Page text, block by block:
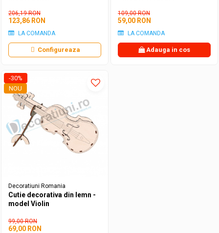
206,19 RON
123,86 RON
LA COMANDA
Configureaza
109,00 RON
59,00 RON
LA COMANDA
Adauga in cos
-30%
NOU
Decoratiuni Romania
Cutie decorativa din lemn -
model Violin
99,00 RON
69,00 RON